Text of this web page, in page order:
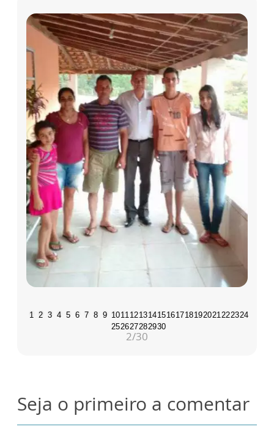
1 2 3 4 5 6 7 8 9 1011 12131415161718192021 222324
252627282930
2/30
Seja o primeiro a comentar